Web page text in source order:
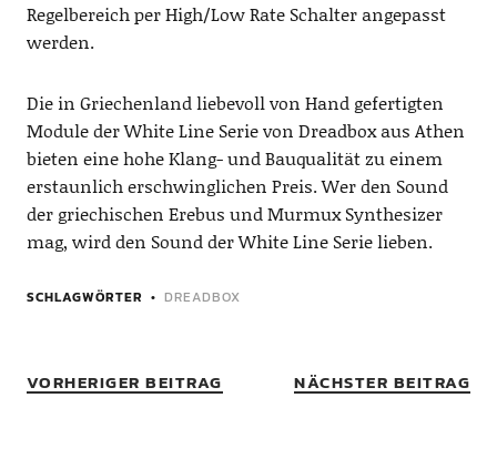
Regelbereich per High/Low Rate Schalter angepasst
werden.
Die in Griechenland liebevoll von Hand gefertigten
Module der White Line Serie von Dreadbox aus Athen
bieten eine hohe Klang- und Bauqualität zu einem
erstaunlich erschwinglichen Preis. Wer den Sound
der griechischen Erebus und Murmux Synthesizer
mag, wird den Sound der White Line Serie lieben.
SCHLAGWÖRTER DREADBOX
VORHERIGER BEITRAG NÄCHSTER BEITRAG